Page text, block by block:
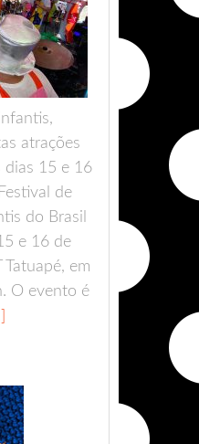
atrações
dias 15 e 16
de
do Brasil
e 16 de
em
O evento é